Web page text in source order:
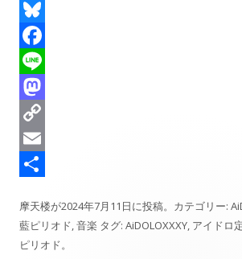
T
h
r
e
a
d
s
B
u
e
s
k
F
a
c
e
b
o
k
L
n
e
M
a
s
o
d
C
o
y
L
E
a
i
有
摩天楼が2024年7月11日に投稿。カテゴリー:
藍ピリオド,音楽 タグ: AiDOLOXXXY, アイドロ
ピリオド。